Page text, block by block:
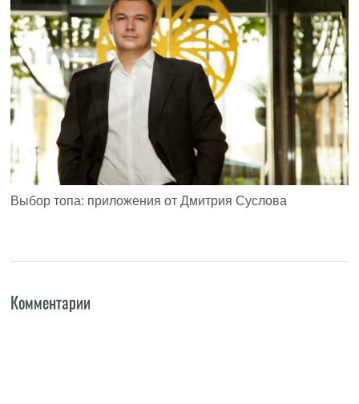
Выбор топа: приложения от Дмитрия Суслова
Комментарии